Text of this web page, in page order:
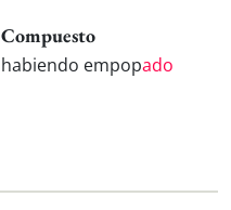
Compuesto
habiendo empopado